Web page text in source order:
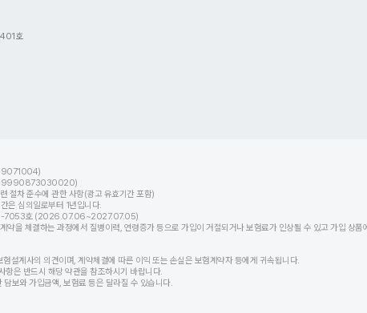
호
: 19990873030020)
절차 준수에 관한 사항(광고 유효기간 포함)
은 심의일로부터 1년입니다.
7053호 (2026.07.06~2027.07.05)
약을 체결하는 과정에서 질병이력, 연령증가 등으로 가입이 거절되거나 보험료가 인상될 수 있고 가입 상
설계사의 의견이며, 계약체결에 따른 이익 또는 손실은 보험계약자 등에게 귀속됩니다.
항은 반드시 해당 약관을 참조하시기 바랍니다.
보와 가입금액, 보험료 등은 달라질 수 있습니다.